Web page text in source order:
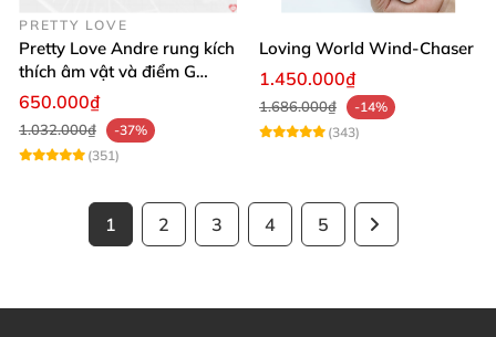
PRETTY LOVE
Pretty Love Andre rung kích
thích âm vật và điểm G
mạnh mẽ
650.000₫
1.032.000₫
-37%
(351)
Loving World Wind-Chaser
1.450.000₫
1.686.000₫
-14%
(343)
1 2 3 4 5